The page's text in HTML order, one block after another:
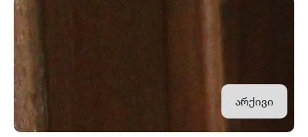
არქივი